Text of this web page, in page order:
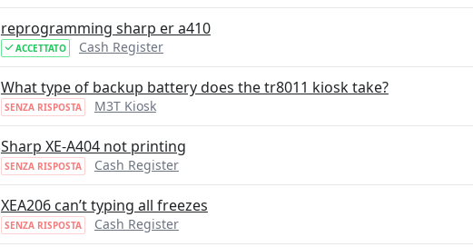
reprogramming sharp er a410
ACCETTATO Cash Register
What type of backup battery does the tr8011 kiosk take?
SENZA RISPOSTA M3T Kiosk
Sharp XE-A404 not printing
SENZA RISPOSTA Cash Register
XEA206 can’t typing all freezes
SENZA RISPOSTA Cash Register